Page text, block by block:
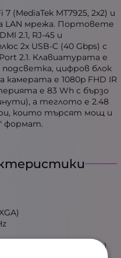
(MediaTek MT7925, 2x2) и
LAN мрежа. Портовете
2.1, RJ-45 и
2x USB-C (40 Gbps) с
2.1. Клавиатурата е
подсветка, цифров блок
камерата е 1080p FHD IR
е 83 Wh с бързо
а теглото е 2.48
които търсят мощ и
формат.
Матов (без отблясъци)